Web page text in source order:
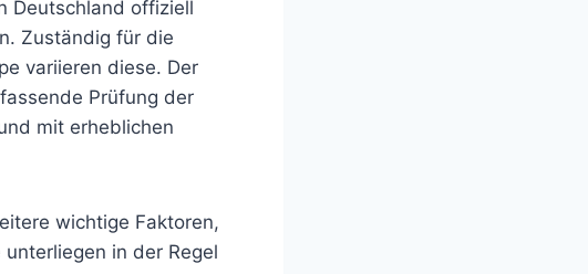
Deutschland offiziell
Zuständig für die
variieren diese. Der
Prüfung der
mit erheblichen
wichtige Faktoren,
in der Regel